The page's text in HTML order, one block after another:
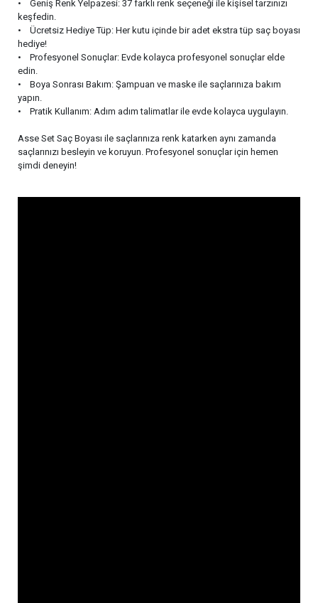
• Geniş Renk Yelpazesi: 37 farklı renk seçeneği ile kişisel tarzınızı
keşfedin.
• Ücretsiz Hediye Tüp: Her kutu içinde bir adet ekstra tüp saç boyası
hediye!
• Profesyonel Sonuçlar: Evde kolayca profesyonel sonuçlar elde
edin.
• Boya Sonrası Bakım: Şampuan ve maske ile saçlarınıza bakım
yapın.
• Pratik Kullanım: Adım adım talimatlar ile evde kolayca uygulayın.
Asse Set Saç Boyası ile saçlarınıza renk katarken aynı zamanda
saçlarınızı besleyin ve koruyun. Profesyonel sonuçlar için hemen
şimdi deneyin!